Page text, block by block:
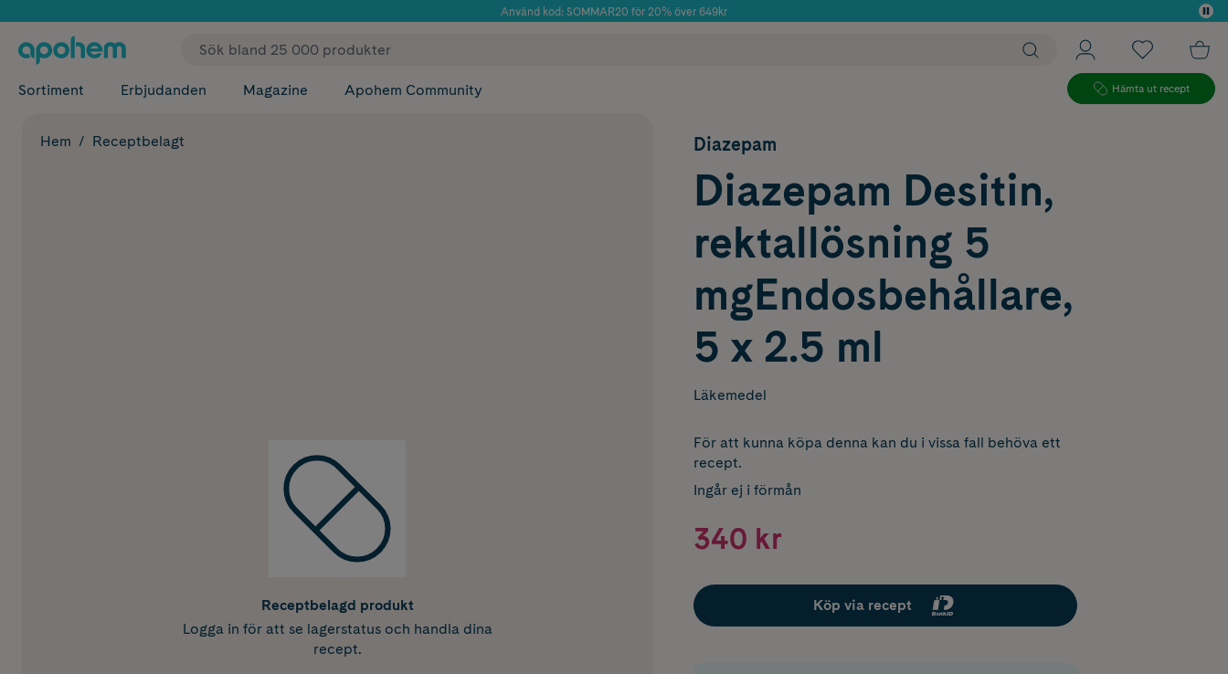
Använd kod: SOMMAR20 för 20% över 649kr
✓ Fri frakt
Sortiment Erbjudanden Magazine Apohem Community Hämta ut recept
Hem Receptbelagt
Receptbelagd produkt
Logga in för att se lagerstatus och handla dina
recept.
Diazepam
Diazepam Desitin,
rektallösning 5
mgEndosbehållare,
5 x 2.5 ml
Läkemedel
För att kunna köpa denna kan du i vissa fall behöva ett
recept.
Ingår ej i förmån
340 kr
Köp via recept